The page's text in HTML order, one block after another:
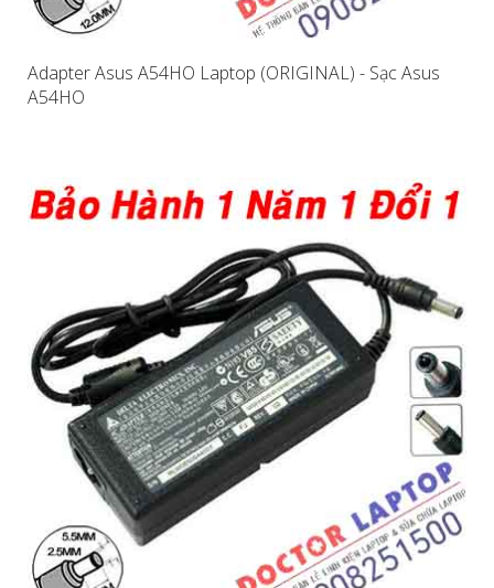
Adapter Asus A54HO Laptop (ORIGINAL) - Sạc Asus
A54HO